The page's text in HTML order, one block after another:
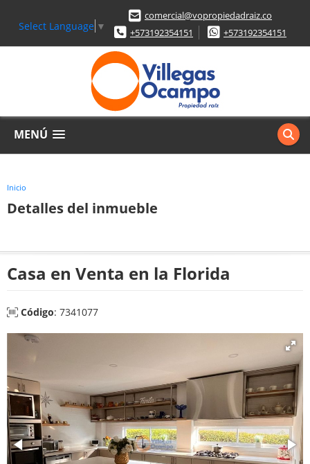
Select Language ▼
comercial@vopropiedadraiz.co
+573192354151
+573192354151
MENÚ
Inicio
Detalles del inmueble
Casa en Venta en la Florida
Código: 7341077